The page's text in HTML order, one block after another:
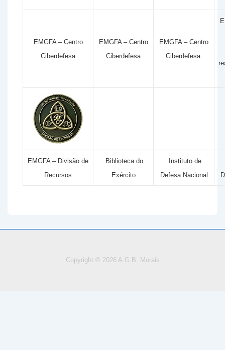
EMGFA – Centro
Ciberdefesa
EMGFA – Centro
Ciberdefesa
EMGFA – Centro
Ciberdefesa
EMGFA – Divisão de
Recursos
Biblioteca do
Exército
Instituto de
Defesa Nacional
Copyright © 2026 A.G.B. Morais